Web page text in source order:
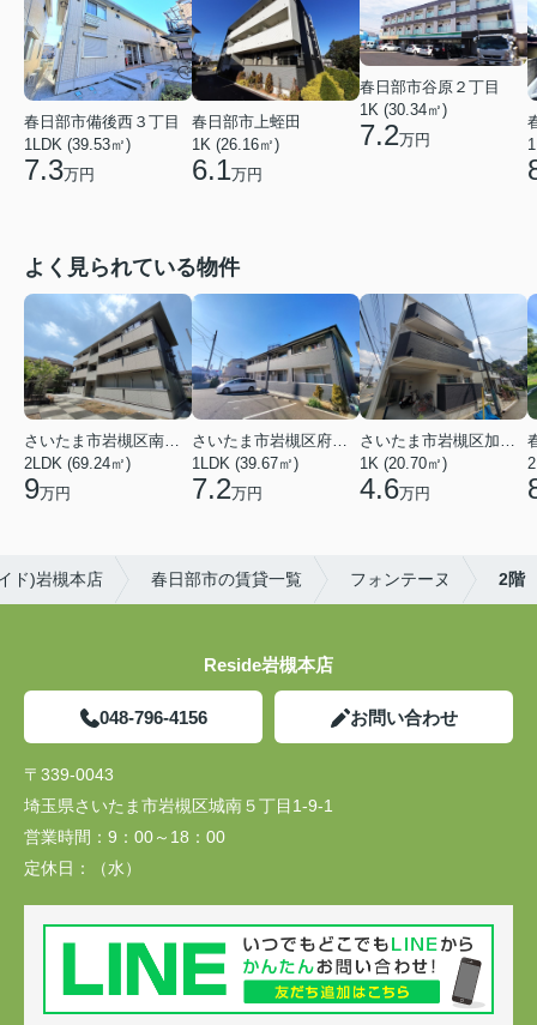
春日部市備後西３丁目
1LDK (39.53㎡)
7.3万円
春日部市上蛭田
1K (26.16㎡)
6.1万円
春日部市谷原２丁目
1K (30.34㎡)
7.2万円
よく見られている物件
さいたま市岩槻区南平野４丁目
2LDK (69.24㎡)
9万円
さいたま市岩槻区府内１丁目
1LDK (39.67㎡)
7.2万円
さいたま市岩槻区加倉１丁目
1K (20.70㎡)
4.6万円
ド)岩槻本店 春日部市の賃貸一覧 フォンテーヌ 2階
Reside岩槻本店
048-796-4156 お問い合わせ
〒339-0043
埼玉県さいたま市岩槻区城南５丁目1-9-1
営業時間： 9：00～18：00
定休日：
（水）